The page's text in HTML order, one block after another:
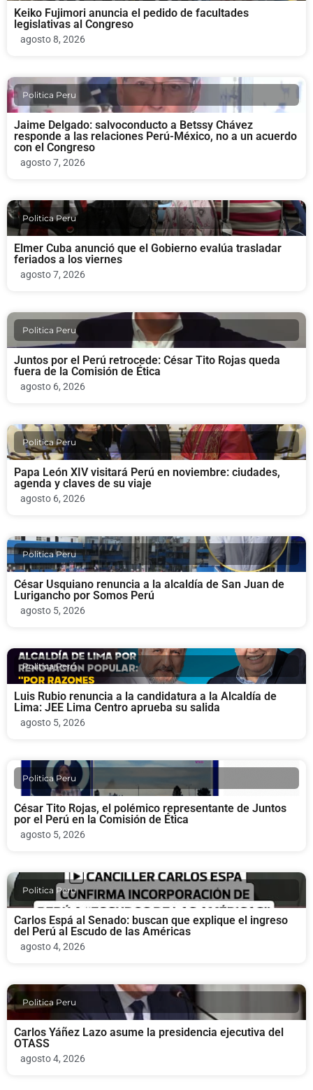
Keiko Fujimori anuncia el pedido de facultades
legislativas al Congreso
agosto 8, 2026
Politica Peru
Jaime Delgado: salvoconducto a Betssy Chávez
responde a las relaciones Perú-México, no a un acuerdo
con el Congreso
agosto 7, 2026
Politica Peru
Elmer Cuba anunció que el Gobierno evalúa trasladar
feriados a los viernes
agosto 7, 2026
Politica Peru
Juntos por el Perú retrocede: César Tito Rojas queda
fuera de la Comisión de Ética
agosto 6, 2026
Politica Peru
Papa León XIV visitará Perú en noviembre: ciudades,
agenda y claves de su viaje
agosto 6, 2026
Politica Peru
César Usquiano renuncia a la alcaldía de San Juan de
Lurigancho por Somos Perú
agosto 5, 2026
Politica Peru
Luis Rubio renuncia a la candidatura a la Alcaldía de
Lima: JEE Lima Centro aprueba su salida
agosto 5, 2026
Politica Peru
César Tito Rojas, el polémico representante de Juntos
por el Perú en la Comisión de Ética
agosto 5, 2026
Politica Peru
Carlos Espá al Senado: buscan que explique el ingreso
del Perú al Escudo de las Américas
agosto 4, 2026
Politica Peru
Carlos Yáñez Lazo asume la presidencia ejecutiva del
OTASS
agosto 4, 2026